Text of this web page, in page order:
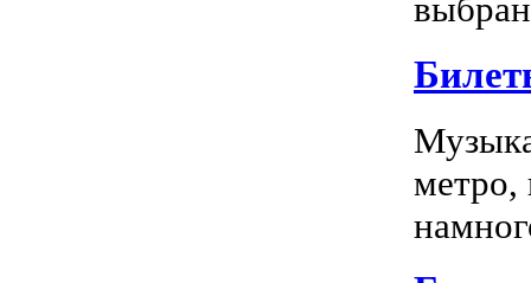
метро,